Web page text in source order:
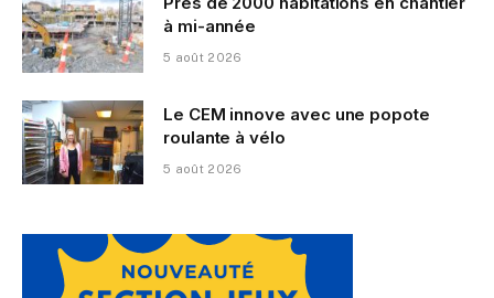
à mi-année
5 août 2026
Le CEM innove avec une popote
roulante à vélo
5 août 2026